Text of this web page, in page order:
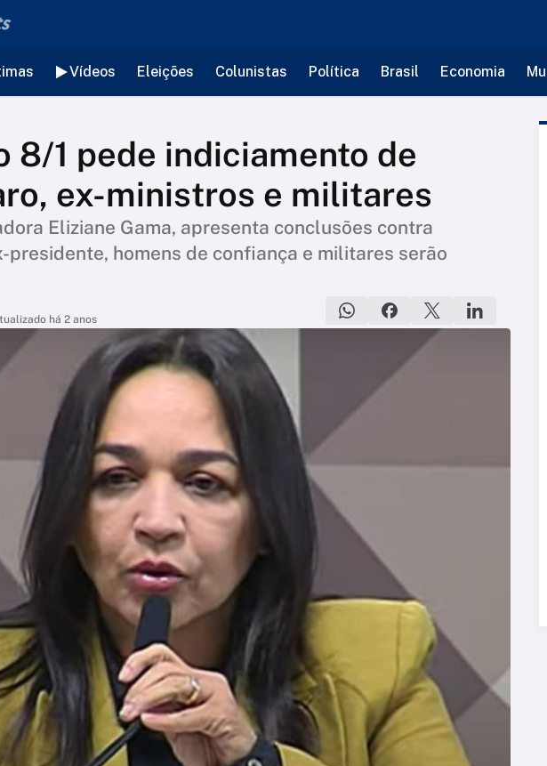
Vídeos Eleições Colunistas Política Brasil Economia
8/1 pede indiciamento de
ex-ministros e militares
Eliziane Gama, apresenta conclusões contra
presidente, homens de confiança e militares serão
há 2 anos